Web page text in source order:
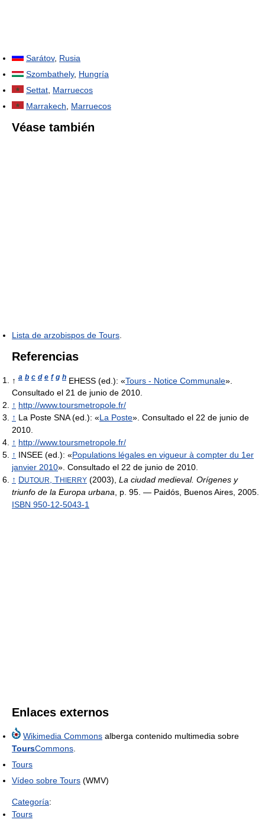
Sarátov, Rusia
Szombathely, Hungría
Settat Marruecos
Marrakech
Marruecos
Véase también
Lista de arzobispos de Tours
Referencias
↑ a b c d e f g h EHESS (ed.): «Tours - Notice Communale».
Consultado el 21 de junio de 2010.
↑ http://www.toursmetropole.fr/
↑ La Poste SNA (ed.): «La Poste». Consultado el 22 de junio de
2010.
↑ http://www.toursmetropole.fr/
↑ INSEE (ed.): «Populations légales en vigueur à compter du 1er
janvier 2010». Consultado el 22 de junio de 2010.
↑ DUTOUR, THIERRY (2003), La ciudad medieval. Orígenes y
triunfo de la Europa urbana, p. 95. — Paidós, Buenos Aires, 2005.
ISBN 950-12-5043-1
Enlaces externos
Wikimedia Commons alberga contenido multimedia sobre
ToursCommons.
Tours
Vídeo sobre Tours (WMV)
Categoría:
Tours